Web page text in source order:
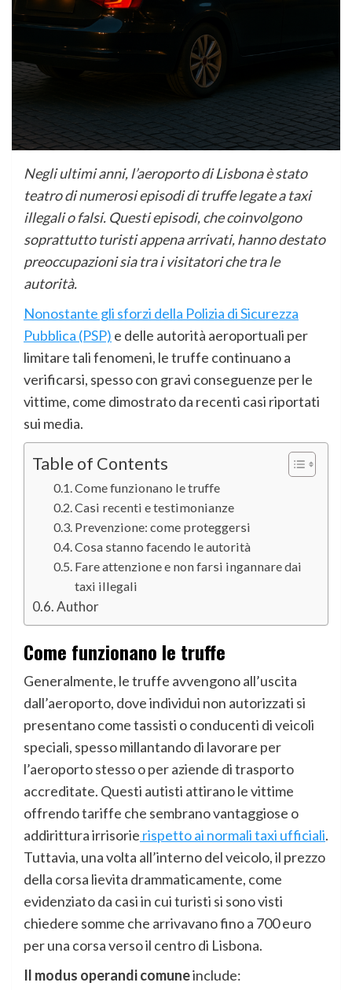
Negli ultimi anni, l’aeroporto di Lisbona è stato
teatro di numerosi episodi di truffe legate a taxi
illegali o falsi. Questi episodi, che coinvolgono
soprattutto turisti appena arrivati, hanno destato
preoccupazioni sia tra i visitatori che tra le
autorità.
Nonostante gli sforzi della Polizia di Sicurezza
Pubblica (PSP) e delle autorità aeroportuali per
limitare tali fenomeni, le truffe continuano a
verificarsi, spesso con gravi conseguenze per le
vittime, come dimostrato da recenti casi riportati
sui media.
Table of Contents
Come funzionano le truffe
Casi recenti e testimonianze
Prevenzione: come proteggersi
Cosa stanno facendo le autorità
Fare attenzione e non farsi ingannare dai
taxi illegali
Author
Come funzionano le truffe
Generalmente, le truffe avvengono all’uscita
dall’aeroporto, dove individui non autorizzati si
presentano come tassisti o conducenti di veicoli
speciali, spesso millantando di lavorare per
l’aeroporto stesso o per aziende di trasporto
accreditate. Questi autisti attirano le vittime
offrendo tariffe che sembrano vantaggiose o
addirittura irrisorie rispetto ai normali taxi ufficiali.
Tuttavia, una volta all’interno del veicolo, il prezzo
della corsa lievita drammaticamente, come
evidenziato da casi in cui turisti si sono visti
chiedere somme che arrivavano fino a 700 euro
per una corsa verso il centro di Lisbona.
Il modus operandi comuneinclude: